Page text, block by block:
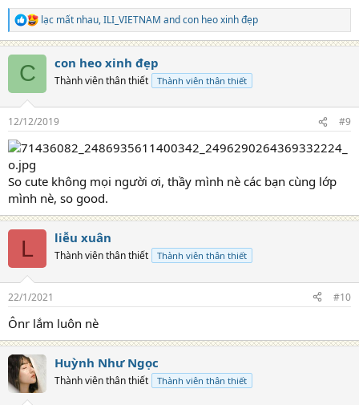
R
e
a
s
:
lạc mất nhau,ILI_VIETNAM andcon heo xinh đẹp
C con heo xinh đẹp
Thành viên thân thiết Thành viên thân thiết
12/12/2019 #9
So cute không mọi người ơi, thầy mình nè các bạn cùng lớp
mình nè, so good.
L liễu xuân
Thành viên thân thiết Thành viên thân thiết
22/1/2021 #10
Ônr lắm luôn nè
Huỳnh Như Ngọc
Thành viên thân thiết Thành viên thân thiết